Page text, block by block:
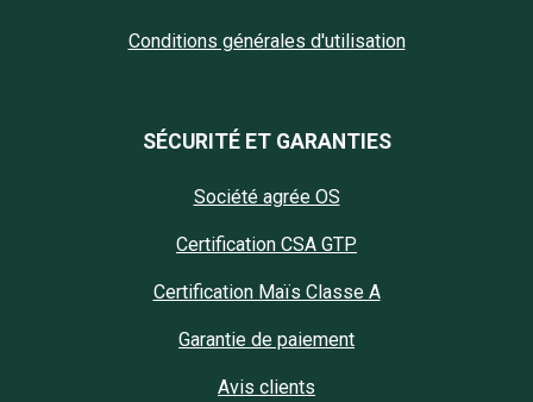
Conditions générales d'utilisation
SÉCURITÉ ET GARANTIES
Société agrée OS
Certification CSA GTP
Certification Maïs Classe A
Garantie de paiement
Avis clients